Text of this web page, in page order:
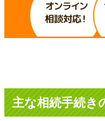
主な相続手続き